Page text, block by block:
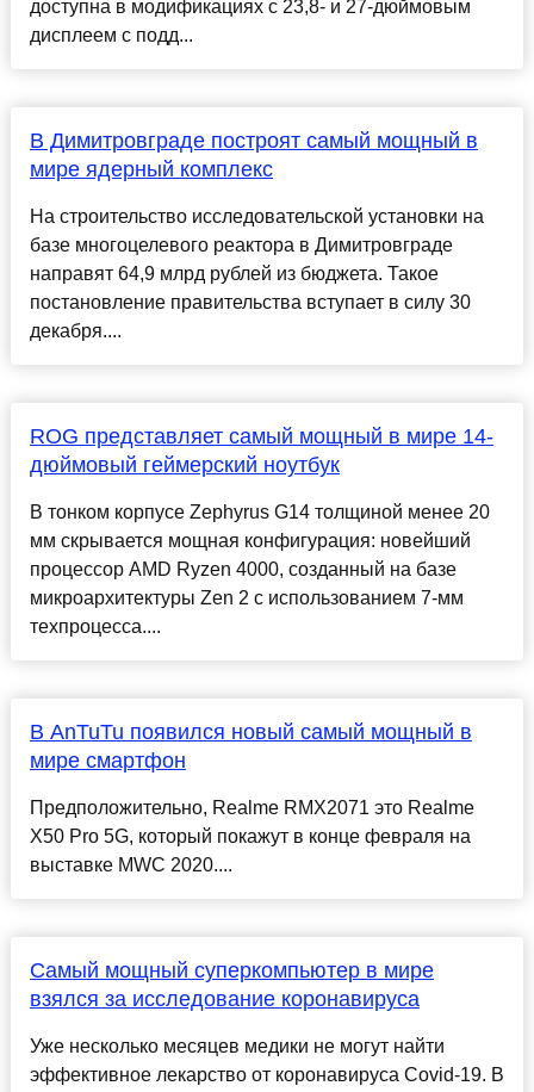
доступна в модификациях с 23,8- и 27-дюймовым
дисплеем с подд...
В Димитровграде построят самый мощный в
мире ядерный комплекс
На строительство исследовательской установки на
базе многоцелевого реактора в Димитровграде
направят 64,9 млрд рублей из бюджета. Такое
постановление правительства вступает в силу 30
декабря....
ROG представляет самый мощный в мире 14-
дюймовый геймерский ноутбук
В тонком корпусе Zephyrus G14 толщиной менее 20
мм скрывается мощная конфигурация: новейший
процессор AMD Ryzen 4000, созданный на базе
микроархитектуры Zen 2 с использованием 7-мм
техпроцесса....
В AnTuTu появился новый самый мощный в
мире смартфон
Предположительно, Realme RMX2071 это Realme
X50 Pro 5G, который покажут в конце февраля на
выставке MWC 2020....
Самый мощный суперкомпьютер в мире
взялся за исследование коронавируса
Уже несколько месяцев медики не могут найти
эффективное лекарство от коронавируса Covid-19. В